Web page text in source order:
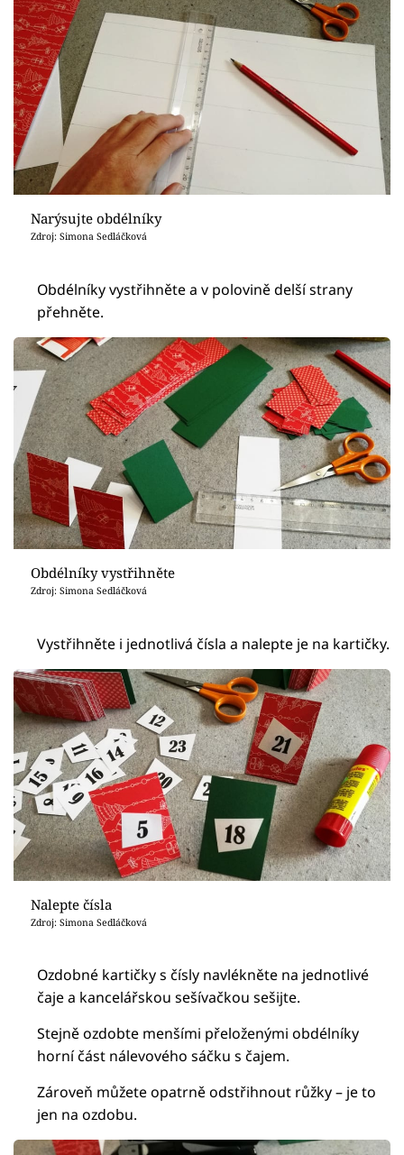
Narýsujte obdélníky
Zdroj: Simona Sedláčková
Obdélníky vystřihněte a v polovině delší strany
přehněte.
Obdélníky vystřihněte
Zdroj: Simona Sedláčková
Vystřihněte i jednotlivá čísla a nalepte je na kartičky.
Nalepte čísla
Zdroj: Simona Sedláčková
Ozdobné kartičky s čísly navlékněte na jednotlivé
čaje a kancelářskou sešívačkou sešijte.
Stejně ozdobte menšími přeloženými obdélníky
horní část nálevového sáčku s čajem.
Zároveň můžete opatrně odstřihnout růžky – je to
jen na ozdobu.